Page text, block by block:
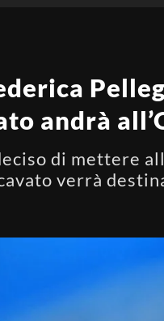
andrà
di mettere
verrà